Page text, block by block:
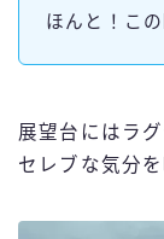
ほんと！こ
展望台にはラ
セレブな気分を